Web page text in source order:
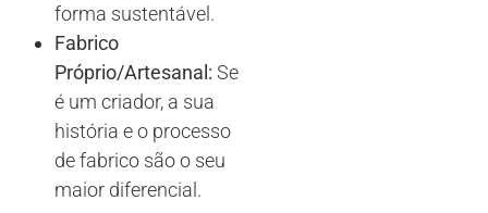
forma sustentável.
Fabrico
Próprio/Artesanal: Se
é um criador, a sua
história e o processo
de fabrico são o seu
maior diferencial.